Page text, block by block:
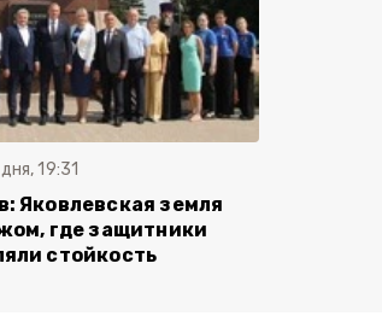
19:31
Яковлевская земля
где защитники
стойкость